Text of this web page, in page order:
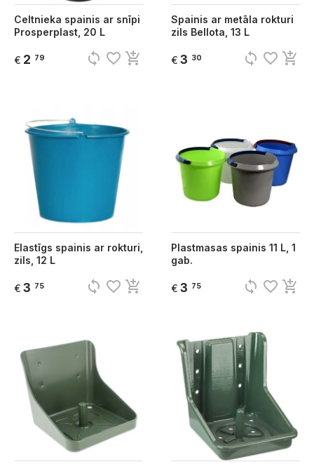
Celtnieka spainis ar snīpi
Prosperplast, 20 L
€ 2 79 sync favorite_border add_shopping_cart
Spainis ar metāla rokturi
zils Bellota, 13 L
€ 3 30 sync favorite_border add_shopping_cart
Elastīgs spainis ar rokturi,
zils, 12 L
€ 3 75 sync favorite_border add_shopping_cart
Plastmasas spainis 11 L, 1
gab.
€ 3 75 sync favorite_border add_shopping_cart